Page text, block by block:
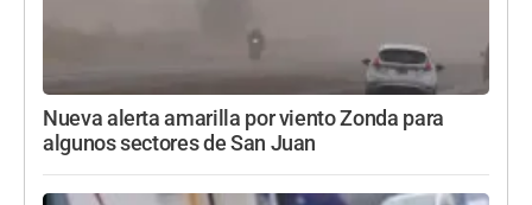
Nueva alerta amarilla por viento Zonda para
algunos sectores de San Juan